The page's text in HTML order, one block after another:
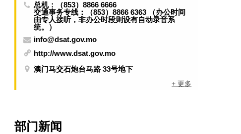
总机：（853）8866 6666
交通事务专线：（853）8866 6363 （办公时间
由专人接听，非办公时段则设有自动录音系
统。）
info@dsat.gov.mo
http://www.dsat.gov.mo
澳门马交石炮台马路 33号地下
+ 更多
部门新闻